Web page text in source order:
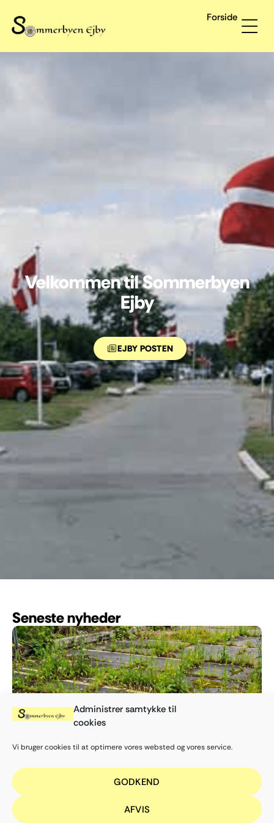
Administrer samtykke til
cookies
Vi bruger cookies til at optimere vores websted og vores service.
GODKEND
AFVIS
Forside
Velkommen til Sommerbyen
Ejby
EJBY POSTEN
Seneste nyheder
30/07/2026
deres parkeringspladser og...